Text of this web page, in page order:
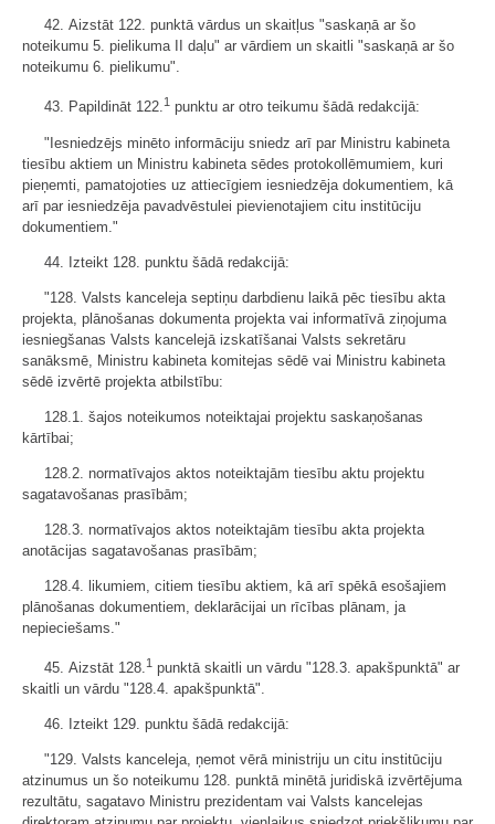
42. Aizstāt 122. punktā vārdus un skaitļus "saskaņā ar šo
noteikumu 5. pielikuma II daļu" ar vārdiem un skaitli "saskaņā ar šo
noteikumu 6. pielikumu".
43. Papildināt 122.1 punktu ar otro teikumu šādā redakcijā:
"Iesniedzējs minēto informāciju sniedz arī par Ministru kabineta
tiesību aktiem un Ministru kabineta sēdes protokollēmumiem, kuri
pieņemti, pamatojoties uz attiecīgiem iesniedzēja dokumentiem, kā
arī par iesniedzēja pavadvēstulei pievienotajiem citu institūciju
dokumentiem."
44. Izteikt 128. punktu šādā redakcijā:
"128. Valsts kanceleja septiņu darbdienu laikā pēc tiesību akta
projekta, plānošanas dokumenta projekta vai informatīvā ziņojuma
iesniegšanas Valsts kancelejā izskatīšanai Valsts sekretāru
sanāksmē, Ministru kabineta komitejas sēdē vai Ministru kabineta
sēdē izvērtē projekta atbilstību:
128.1. šajos noteikumos noteiktajai projektu saskaņošanas
kārtībai;
128.2. normatīvajos aktos noteiktajām tiesību aktu projektu
sagatavošanas prasībām;
128.3. normatīvajos aktos noteiktajām tiesību akta projekta
anotācijas sagatavošanas prasībām;
128.4. likumiem, citiem tiesību aktiem, kā arī spēkā esošajiem
plānošanas dokumentiem, deklarācijai un rīcības plānam, ja
nepieciešams."
45. Aizstāt 128. 1 punktā skaitli un vārdu "128.3. apakšpunktā" ar
skaitli un vārdu "128.4. apakšpunktā".
46. Izteikt 129. punktu šādā redakcijā:
"129. Valsts kanceleja, ņemot vērā ministriju un citu institūciju
atzinumus un šo noteikumu 128. punktā minētā juridiskā izvērtējuma
rezultātu, sagatavo Ministru prezidentam vai Valsts kancelejas